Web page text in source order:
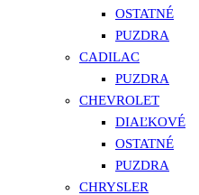
OSTATNÉ
PUZDRA
CADILAC
PUZDRA
CHEVROLET
DIAĽKOVÉ
OSTATNÉ
PUZDRA
CHRYSLER